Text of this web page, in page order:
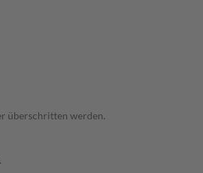
überschritten werden.